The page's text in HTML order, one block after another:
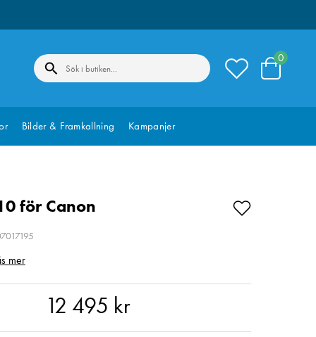
0
Bilder & Framkallning Kampanjer
för Canon
mer
12 495 kr